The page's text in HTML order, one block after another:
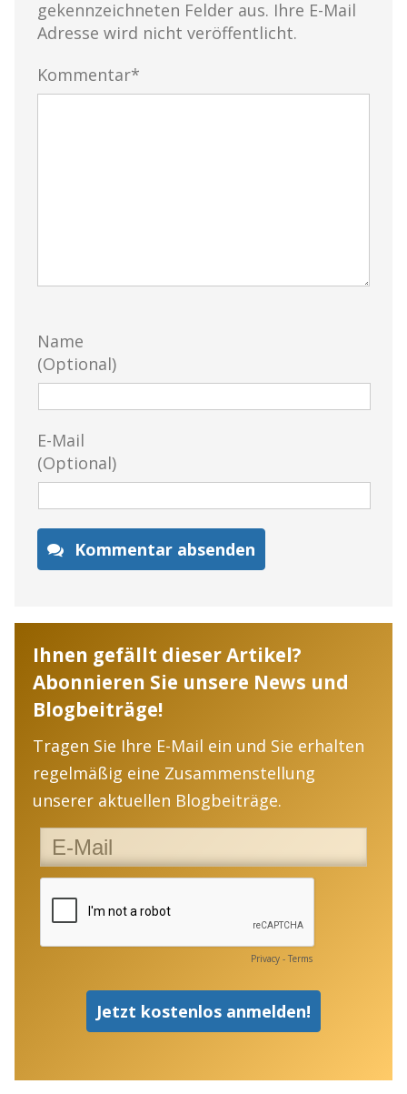
gekennzeichneten Felder aus. Ihre E-Mail
Adresse wird nicht veröffentlicht.
Kommentar*
Name
(Optional)
E-Mail
(Optional)
Kommentar absenden
Ihnen gefällt dieser Artikel?
Abonnieren Sie unsere News und
Blogbeiträge!
Tragen Sie Ihre E-Mail ein und Sie erhalten
regelmäßig eine Zusammenstellung
unserer aktuellen Blogbeiträge.